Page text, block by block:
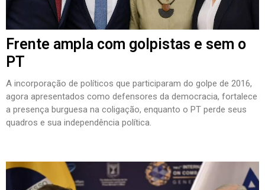
Frente ampla com golpistas e sem o
PT
A incorporação de políticos que participaram do golpe de 2016,
agora apresentados como defensores da democracia, fortalece
a presença burguesa na coligação, enquanto o PT perde seus
quadros e sua independência política.